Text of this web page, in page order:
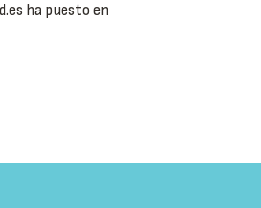
ha puesto en